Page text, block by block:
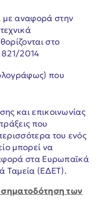
με αναφορά στην
στο
821/2014
που
και επικοινωνίας
που
του ενός
μπορεί να
στα Ευρωπαϊκά
Ταμεία (ΕΔΕΤ).
σηματοδότηση των